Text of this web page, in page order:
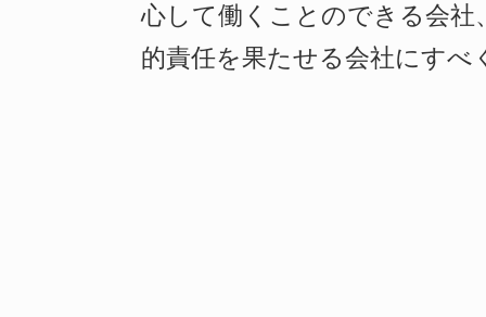
心して働くことのできる会
的責任を果たせる会社にす